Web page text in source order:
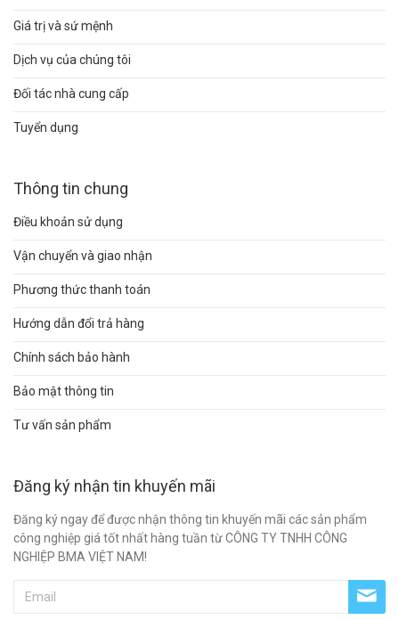
Giá trị và sứ mệnh
Dịch vụ của chúng tôi
Đối tác nhà cung cấp
Tuyển dụng
Thông tin chung
Điều khoản sử dụng
Vận chuyển và giao nhận
Phương thức thanh toán
Hướng dẫn đổi trả hàng
Chính sách bảo hành
Bảo mật thông tin
Tư vấn sản phẩm
Đăng ký nhận tin khuyến mãi
Đăng ký ngay để được nhận thông tin khuyến mãi các sản phẩm
công nghiệp giá tốt nhất hàng tuần từ CÔNG TY TNHH CÔNG
NGHIỆP BMA VIỆT NAM!